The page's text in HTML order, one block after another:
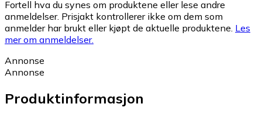
Fortell hva du synes om produktene eller lese andre
anmeldelser. Prisjakt kontrollerer ikke om dem som
anmelder har brukt eller kjøpt de aktuelle produktene. Les
mer om anmeldelser.
Annonse
Annonse
Produktinformasjon